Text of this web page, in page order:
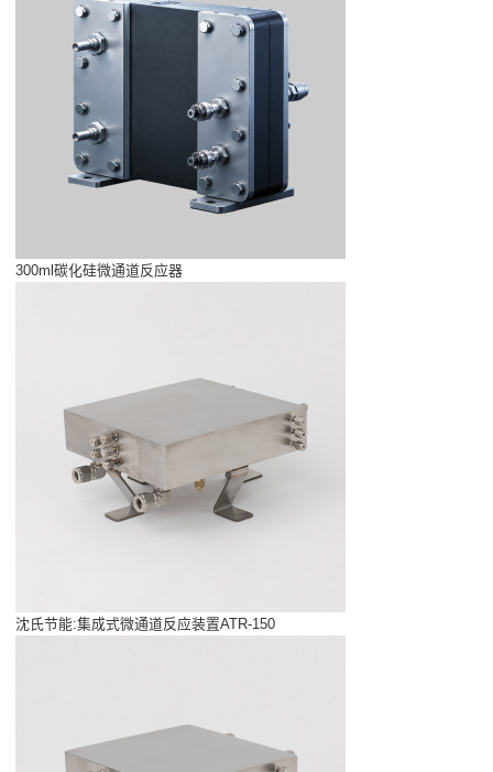
300ml碳化硅微通道反应器
沈氏节能:集成式微通道反应装置ATR-150